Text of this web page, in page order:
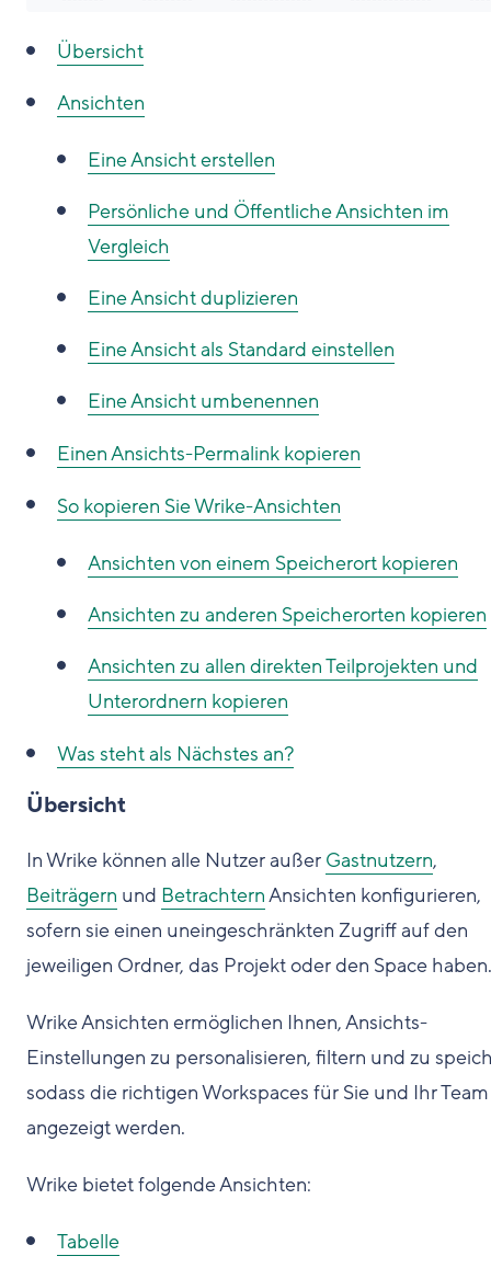
Übersicht
Ansichten
Eine Ansicht erstellen
Persönliche und Öffentliche Ansichten im
Vergleich
Eine Ansicht duplizieren
Eine Ansicht als Standard einstellen
Eine Ansicht umbenennen
Einen Ansichts-Permalink kopieren
So kopieren Sie Wrike-Ansichten
Ansichten von einem Speicherort kopieren
Ansichten zu anderen Speicherorten kopieren
Ansichten zu allen direkten Teilprojekten und
Unterordnern kopieren
Was steht als Nächstes an?
Übersicht
In Wrike können alle Nutzer außer Gastnutzern,
Beiträgern und BetrachternAnsichten konfigurieren,
sofern sie einen uneingeschränkten Zugriff auf den
jeweiligen Ordner, das Projekt oder den Space haben.
Wrike Ansichten ermöglichen Ihnen, Ansichts-
Einstellungen zu personalisieren, filtern und zu
sodass die richtigen Workspaces für Sie und Ihr Team
angezeigt werden.
Wrike bietet folgende Ansichten:
Tabelle